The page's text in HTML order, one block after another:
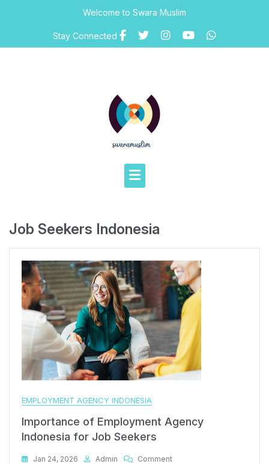
Welcome to Swara Muslim
Stay Connected
Job Seekers Indonesia
EMPLOYMENT AGENCY INDONESIA
Importance of Employment Agency
Indonesia for Job Seekers
Jan 24, 2026 Admin CommentOn